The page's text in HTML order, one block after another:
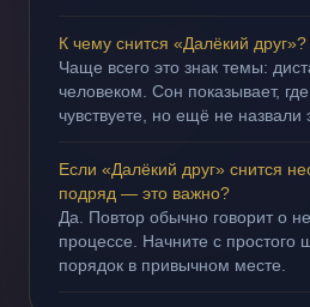
К чему снится «Далёкий друг»?
Чаще всего это знак темы:
человеком. Сон показывает,
чувствуете, но ещё не назвали
Если «Далёкий друг» снится
подряд — это важно?
Да. Повтор обычно говорит о
процессе. Начните с простого
порядок в привычном месте.